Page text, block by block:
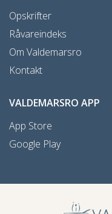
Opskrifter
Råvareindeks
Om Valdemarsro
Kontakt
VALDEMARSRO APP
App Store
Google Play